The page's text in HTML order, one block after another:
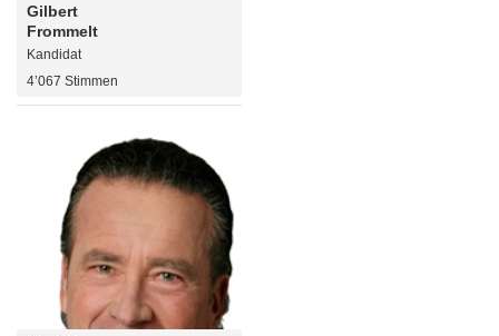
Gilbert
Frommelt
Kandidat
4’067 Stimmen